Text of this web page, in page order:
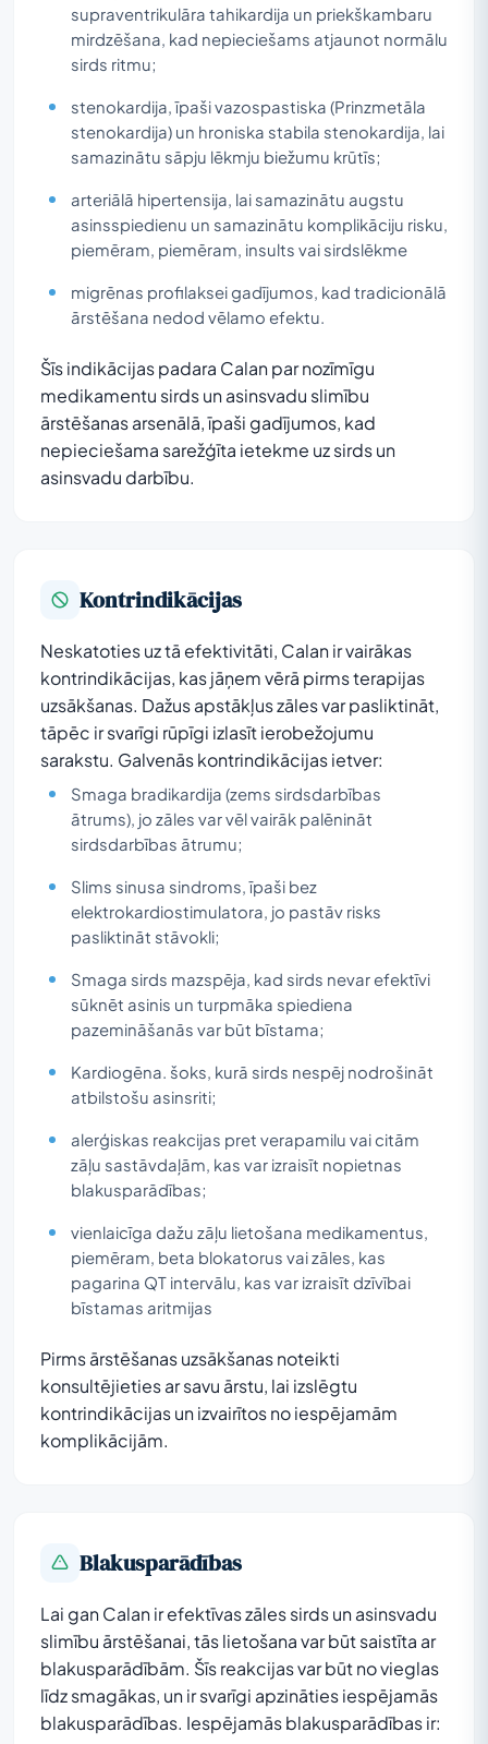
supraventrikulāra tahikardija un priekškambaru
mirdzēšana, kad nepieciešams atjaunot normālu
sirds ritmu;
stenokardija, īpaši vazospastiska (Prinzmetāla
stenokardija) un hroniska stabila stenokardija, lai
samazinātu sāpju lēkmju biežumu krūtīs;
arteriālā hipertensija, lai samazinātu augstu
asinsspiedienu un samazinātu komplikāciju risku,
piemēram, piemēram, insults vai sirdslēkme
migrēnas profilaksei gadījumos, kad tradicionālā
ārstēšana nedod vēlamo efektu.
Šīs indikācijas padara Calan par nozīmīgu
medikamentu sirds un asinsvadu slimību
ārstēšanas arsenālā, īpaši gadījumos, kad
nepieciešama sarežģīta ietekme uz sirds un
asinsvadu darbību.
Kontrindikācijas
Neskatoties uz tā efektivitāti, Calan ir vairākas
kontrindikācijas, kas jāņem vērā pirms terapijas
uzsākšanas. Dažus apstākļus zāles var pasliktināt,
tāpēc ir svarīgi rūpīgi izlasīt ierobežojumu
sarakstu. Galvenās kontrindikācijas ietver:
Smaga bradikardija (zems sirdsdarbības
ātrums), jo zāles var vēl vairāk palēnināt
sirdsdarbības ātrumu;
Slims sinusa sindroms, īpaši bez
elektrokardiostimulatora, jo pastāv risks
pasliktināt stāvokli;
Smaga sirds mazspēja, kad sirds nevar efektīvi
sūknēt asinis un turpmāka spiediena
pazemināšanās var būt bīstama;
Kardiogēna. šoks, kurā sirds nespēj nodrošināt
atbilstošu asinsriti;
alerģiskas reakcijas pret verapamilu vai citām
zāļu sastāvdaļām, kas var izraisīt nopietnas
blakusparādības;
vienlaicīga dažu zāļu lietošana medikamentus,
piemēram, beta blokatorus vai zāles, kas
pagarina QT intervālu, kas var izraisīt dzīvībai
bīstamas aritmijas
Pirms ārstēšanas uzsākšanas noteikti
konsultējieties ar savu ārstu, lai izslēgtu
kontrindikācijas un izvairītos no iespējamām
komplikācijām.
Blakusparādības
Lai gan Calan ir efektīvas zāles sirds un asinsvadu
slimību ārstēšanai, tās lietošana var būt saistīta ar
blakusparādībām. Šīs reakcijas var būt no vieglas
līdz smagākas, un ir svarīgi apzināties iespējamās
blakusparādības. Iespējamās blakusparādības ir: